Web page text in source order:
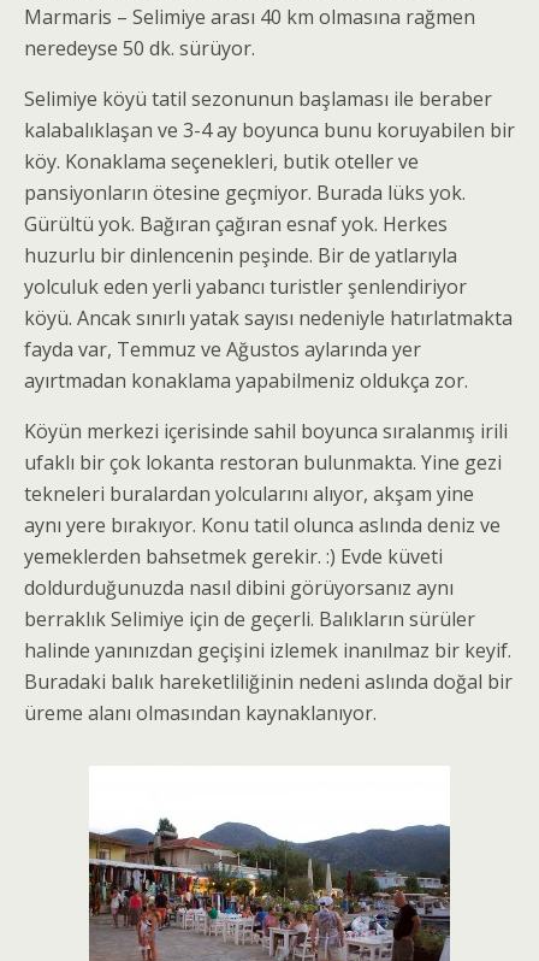
Marmaris – Selimiye arası 40 km olmasına rağmen
neredeyse 50 dk. sürüyor.
Selimiye köyü tatil sezonunun başlaması ile beraber
kalabalıklaşan ve 3-4 ay boyunca bunu koruyabilen bir
köy. Konaklama seçenekleri, butik oteller ve
pansiyonların ötesine geçmiyor. Burada lüks yok.
Gürültü yok. Bağıran çağıran esnaf yok. Herkes
huzurlu bir dinlencenin peşinde. Bir de yatlarıyla
yolculuk eden yerli yabancı turistler şenlendiriyor
köyü. Ancak sınırlı yatak sayısı nedeniyle hatırlatmakta
fayda var, Temmuz ve Ağustos aylarında yer
ayırtmadan konaklama yapabilmeniz oldukça zor.
Köyün merkezi içerisinde sahil boyunca sıralanmış irili
ufaklı bir çok lokanta restoran bulunmakta. Yine gezi
tekneleri buralardan yolcularını alıyor, akşam yine
aynı yere bırakıyor. Konu tatil olunca aslında deniz ve
yemeklerden bahsetmek gerekir. :) Evde küveti
doldurduğunuzda nasıl dibini görüyorsanız aynı
berraklık Selimiye için de geçerli. Balıkların sürüler
halinde yanınızdan geçişini izlemek inanılmaz bir keyif.
Buradaki balık hareketliliğinin nedeni aslında doğal bir
üreme alanı olmasından kaynaklanıyor.